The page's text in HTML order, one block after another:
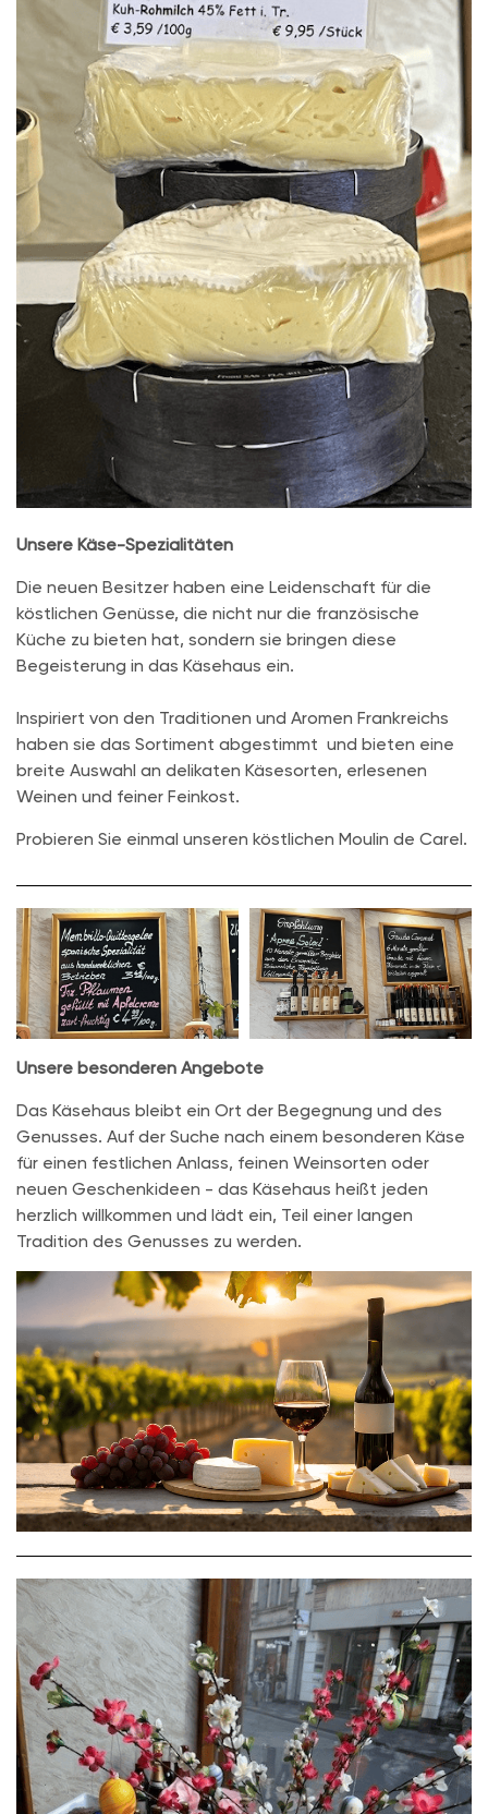
Unsere Käse-Spezialitäten
Die neuen Besitzer haben eine Leidenschaft für die
köstlichen Genüsse, die nicht nur die französische
Küche zu bieten hat, sondern sie bringen diese
Begeisterung in das Käsehaus ein.
Inspiriert von den Traditionen und Aromen Frankreichs
haben sie das Sortiment abgestimmt und bieten eine
breite Auswahl an delikaten Käsesorten, erlesenen
Weinen und feiner Feinkost.
Probieren Sie einmal unseren köstlichen Moulin de Carel.
Unsere besonderen Angebote
Das Käsehaus bleibt ein Ort der Begegnung und des
Genusses. Auf der Suche nach einem besonderen Käse
für einen festlichen Anlass, feinen Weinsorten oder
neuen Geschenkideen - das Käsehaus heißt jeden
herzlich willkommen und lädt ein, Teil einer langen
Tradition des Genusses zu werden.